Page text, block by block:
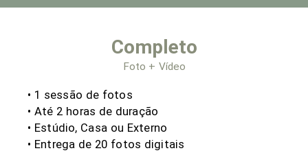
Completo
Foto + Vídeo
• 1 sessão de fotos
• Até 2 horas de duração
• Estúdio, Casa ou Externo
• Entrega de 20 fotos digitais